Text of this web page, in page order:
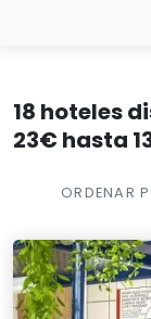
18 hoteles
23€ hasta
ORDENAR